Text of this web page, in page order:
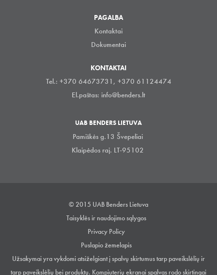
PAGALBA
Kontaktai
Dokumentai
KONTAKTAI
Tel.: +370 64673731, +370 61124474
El.paštas: info@benders.lt
UAB BENDERS LIETUVA
Pamiškės g.13 Švepeliai
Klaipėdos raj. LT-95102
© 2015 UAB Benders Lietuva
Taisyklės ir naudojimo sąlygos
Privacy Policy
Puslapio žemelapis
Užsakymai yra vykdomi atsiželgiant į spalvų skirtumus tarp paveikslėlių ir
tarp paveikslėlių bei produktų. Kompiuterių ekranai spalvas rodo skirtingai